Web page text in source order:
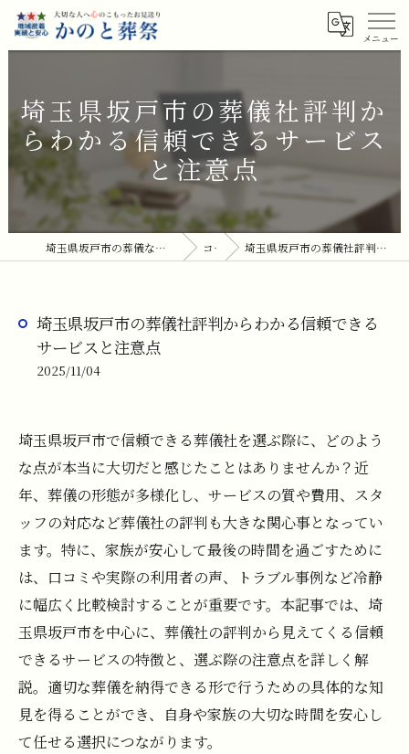
埼玉県坂戸市の葬儀社評判か
らわかる信頼できるサービス
と注意点
埼玉県坂戸市の葬儀ならかのと葬祭(坂戸セレモニーホール) コラム 埼玉県坂戸市の葬儀社評判からわかる信頼できるサービスと注意点
埼玉県坂戸市の葬儀社評判からわかる信頼できる
サービスと注意点
2025/11/04
埼玉県坂戸市で信頼できる葬儀社を選ぶ際に、どのよう
な点が本当に大切だと感じたことはありませんか？近
年、葬儀の形態が多様化し、サービスの質や費用、スタ
ッフの対応など葬儀社の評判も大きな関心事となってい
ます。特に、家族が安心して最後の時間を過ごすために
は、口コミや実際の利用者の声、トラブル事例など冷静
に幅広く比較検討することが重要です。本記事では、埼
玉県坂戸市を中心に、葬儀社の評判から見えてくる信頼
できるサービスの特徴と、選ぶ際の注意点を詳しく解
説。適切な葬儀を納得できる形で行うための具体的な知
見を得ることができ、自身や家族の大切な時間を安心し
て任せる選択につながります。